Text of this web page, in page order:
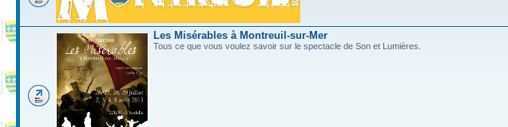
Les Misérables à Montreuil-sur-Mer
Tous ce que vous voulez savoir sur le spectacle de Son et Lumières.